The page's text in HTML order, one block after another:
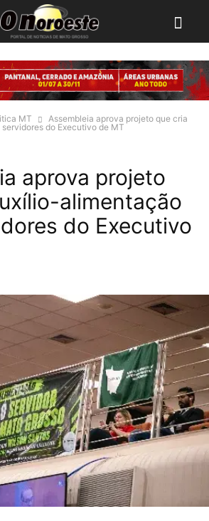
MT
Assembleia aprova projeto que cria
do Executivo de MT
aprova projeto
alimentação
do Executivo